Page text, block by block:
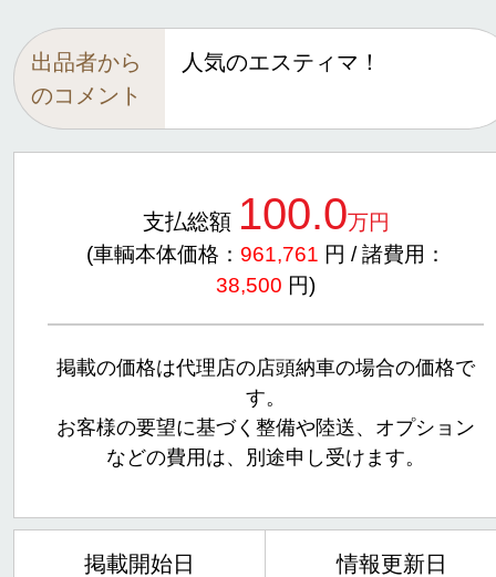
出品者から
のコメント
人気のエスティマ！
支払総額 100.0万円
(車輌本体価格： 961,761 円 / 諸費用：
38,500 円)
掲載の価格は代理店の店頭納車の場合の価格で
す。
お客様の要望に基づく整備や陸送、オプション
などの費用は、別途申し受けます。
掲載開始日
情報更新日